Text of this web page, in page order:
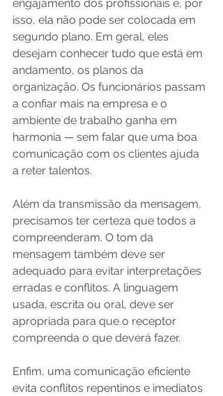
engajamento dos profissionais e, por
isso, ela não pode ser colocada em
segundo plano. Em geral, eles
desejam conhecer tudo que está em
andamento, os planos da
organização. Os funcionários passam
a confiar mais na empresa e o
ambiente de trabalho ganha em
harmonia — sem falar que uma boa
comunicação com os clientes ajuda
a reter talentos.
Além da transmissão da mensagem,
precisamos ter certeza que todos a
compreenderam. O tom da
mensagem também deve ser
adequado para evitar interpretações
erradas e conflitos. A linguagem
usada, escrita ou oral, deve ser
apropriada para que o receptor
compreenda o que deverá fazer.
Enfim, uma comunicação eficiente
evita conflitos repentinos e imediatos